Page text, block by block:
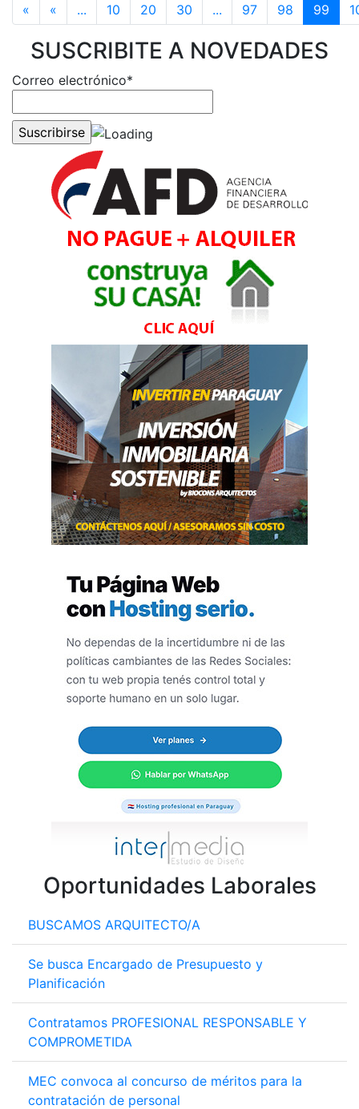
« « ... 10 20 30 ... 97 98 99
SUSCRIBITE A NOVEDADES
Correo electrónico*
Oportunidades Laborales
BUSCAMOS ARQUITECTO/A
Se busca Encargado de Presupuesto y
Planificación
Contratamos PROFESIONAL RESPONSABLE Y
COMPROMETIDA
MEC convoca al concurso de méritos para la
contratación de personal